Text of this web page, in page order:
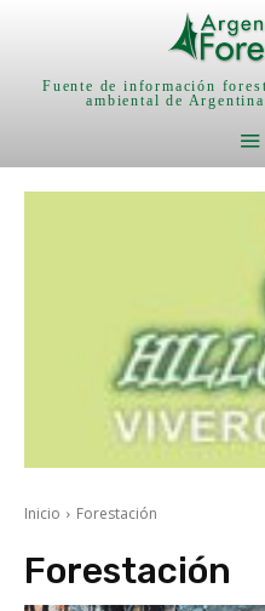
Fuente de información
ambiental de
Inicio Forestación
Forestación